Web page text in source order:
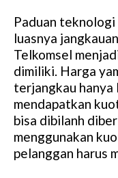
Paduan
luasnya
Telkomsel
dimiliki. Harga
terjangkau hanya
mendapatkan
bisa dibilanh
menggunakan
pelanggan harus